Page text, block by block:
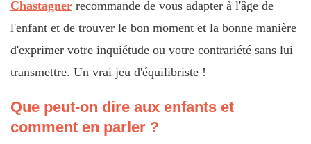
Chastagner recommande de vous adapter à l'âge de
l'enfant et de trouver le bon moment et la bonne manière
d'exprimer votre inquiétude ou votre contrariété sans lui
transmettre. Un vrai jeu d'équilibriste !
Que peut-on dire aux enfants et
comment en parler ?